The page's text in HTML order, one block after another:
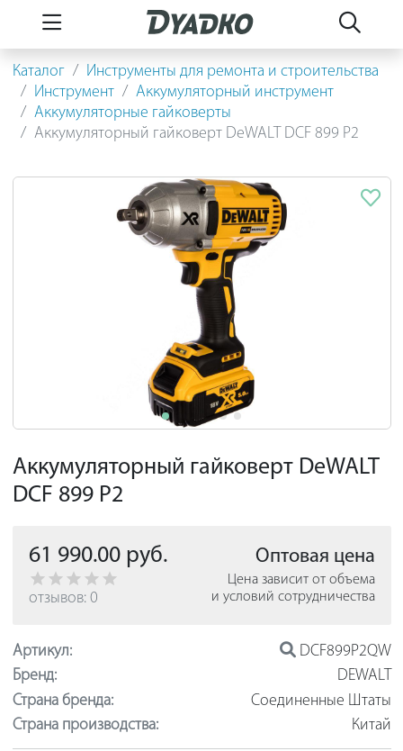
Каталог
Инструменты для ремонта и строительства
Инструмент
Аккумуляторный инструмент
Аккумуляторные гайковерты
Аккумуляторный гайковерт DeWALT DCF 899 P2
Аккумуляторный гайковерт DeWALT
DCF 899 P2
61 990.00 руб.
отзывов: 0
Оптовая цена
Цена зависит от объема
и условий сотрудничества
Артикул:
DCF899P2QW
Бренд:
DEWALT
Страна бренда:
Соединенные Штаты
Страна производства:
Китай